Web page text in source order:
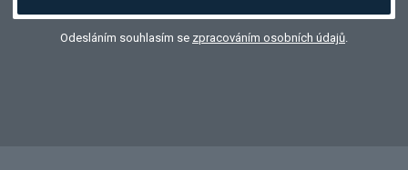
Odesláním souhlasím se zpracováním osobních údajů.